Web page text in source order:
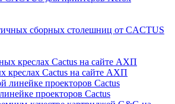
сборных столешниц от CACTUS
креслах Cactus на сайте АХП
проекторов Cactus